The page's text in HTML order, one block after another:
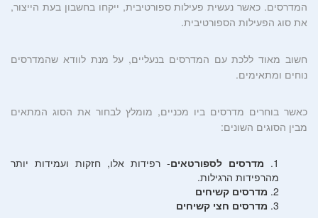
המדרסים. כאשר נעשית פעילות ספורטיבית, ייקחו בחשבון בעת הייצור,
את סוג הפעילות הספורטיבית.
חשוב מאוד ללכת עם המדרסים בנעליים, על מנת לוודא שהמדרסים
נוחים ומתאימים.
כאשר בוחרים מדרסים ביו מכניים, מומלץ לבחור את הסוג המתאים
מבין הסוגים השונים:
מדרסים לספורטאים- רפידות אלו, חזקות ועמידות יותר
מהרפידות הרגילות.
מדרסים קשיחים
מדרסים חצי קשיחים